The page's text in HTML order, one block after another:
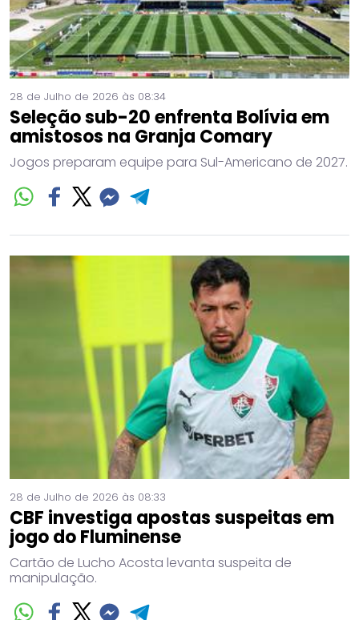
28 de Julho de 2026 às 08:34
Seleção sub-20 enfrenta Bolívia em
amistosos na Granja Comary
Jogos preparam equipe para Sul-Americano de 2027.
28 de Julho de 2026 às 08:33
CBF investiga apostas suspeitas em
jogo do Fluminense
Cartão de Lucho Acosta levanta suspeita de
manipulação.